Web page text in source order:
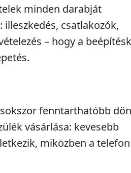
minden darabját
csatlakozók,
– hogy a
fenntarthatóbb
vásárlása: kevesebb
miközben a